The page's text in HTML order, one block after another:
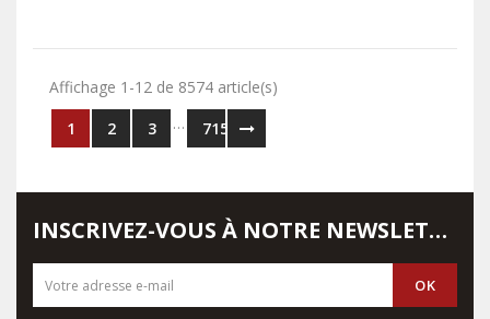
Affichage 1-12 de 8574 article(s)
1
2 3 … 715
INSCRIVEZ-VOUS À NOTRE NEWSLETTER